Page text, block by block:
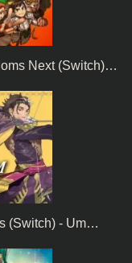
Next (Switch)…
(Switch) - Um…